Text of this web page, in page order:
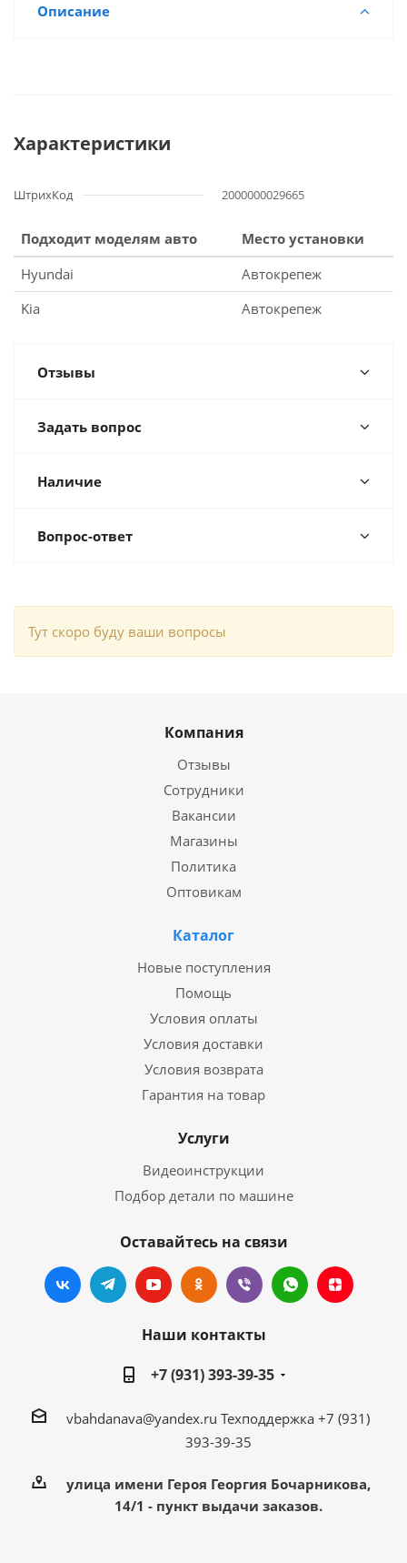
Описание
Характеристики
ШтрихКод 2000000029665
Подходит моделям авто
Место установки
Hyundai
Автокрепеж
Kia
Автокрепеж
Отзывы
Задать вопрос
Наличие
Вопрос-ответ
Тут скоро буду ваши вопросы
Компания
Отзывы
Сотрудники
Вакансии
Магазины
Политика
Оптовикам
Каталог
Новые поступления
Помощь
Условия оплаты
Условия доставки
Условия возврата
Гарантия на товар
Услуги
Видеоинструкции
Подбор детали по машине
Оставайтесь на связи
Наши контакты
+7 (931) 393-39-35
vbahdanava@yandex.ru Техподдержка +7 (931)
393-39-35
улица имени Героя Георгия Бочарникова,
14/1 - пункт выдачи заказов.